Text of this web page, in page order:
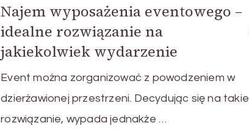
Najem wyposażenia eventowego –
idealne rozwiązanie na
jakiekolwiek wydarzenie
Event można zorganizować z powodzeniem w
dzierżawionej przestrzeni. Decydując się na takie
rozwiązanie, wypada jednakże …